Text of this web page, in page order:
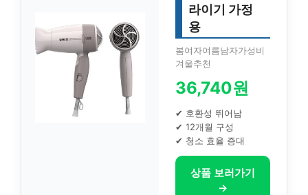
라이기 가정
용
봄여자여름남자가성비
겨울추천
36,740원
✔ 호환성 뛰어남
✔ 12개월 구성
✔ 청소 효율 증대
상품 보러가기
→